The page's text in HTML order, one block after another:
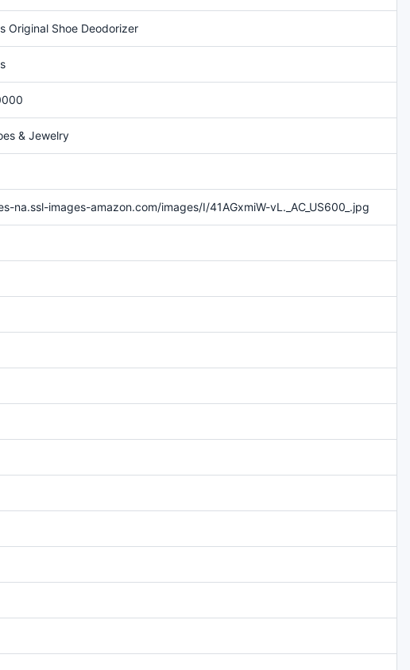
Original Shoe Deodorizer
& Jewelry
na.ssl-images-amazon.com/images/I/41AGxmiW-vL._AC_US600_.jpg